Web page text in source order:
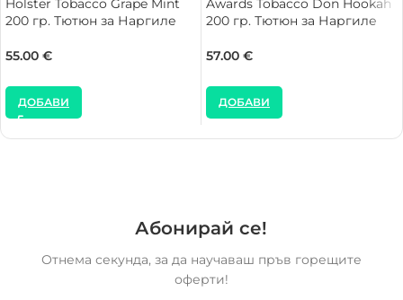
Holster Tobacco Grape Mint
200 гр. Тютюн за Наргиле
55.00 €
ДОБАВИ
Awards Tobacco Don Hookah
200 гр. Тютюн за Наргиле
57.00 €
ДОБАВИ
Абонирай се!
Отнема секунда, за да научаваш пръв горещите
оферти!